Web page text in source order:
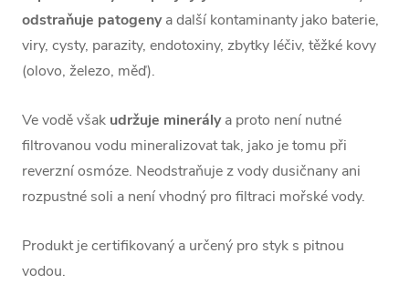
odstraňuje patogenya další kontaminanty jako baterie,
viry, cysty, parazity, endotoxiny, zbytky léčiv, těžké kovy
(olovo, železo, měď).
Ve vodě však udržuje minerálya proto není nutné
filtrovanou vodu mineralizovat tak, jako je tomu při
reverzní osmóze. Neodstraňuje z vody dusičnany ani
rozpustné soli a není vhodný pro filtraci mořské vody.
Produkt je certifikovaný a určený pro styk s pitnou
vodou.